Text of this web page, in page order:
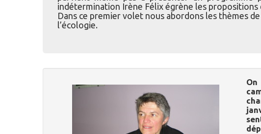
indétermination Irène Félix égrène les propositions
Dans ce premier volet nous abordons les thèmes
l’écologie.